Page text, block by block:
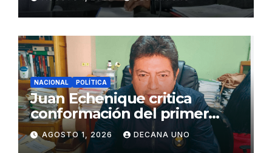
Juliaca
NACIONAL POLÍTICA
Juan Echenique critica
conformación del primer
gabinete ministerial de Keiko
Fujimori
AGOSTO 1, 2026 DECANA UNO